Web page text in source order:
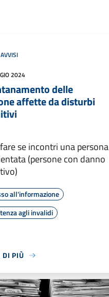
AVVISI
2024
delle
affette da disturbi
se incontri una persona
(persone con danno
all'informazione
agli invalidi
DI PIÙ